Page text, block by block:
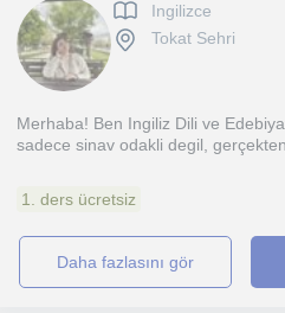
Ingilizce
Tokat Sehri
Merhaba! Ben Ingiliz Dili ve
sadece sinav odakli degil,
1. ders ücretsiz
daha fazlasını gör